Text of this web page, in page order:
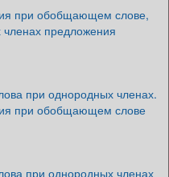
при обобщающем слове,
предложения
при однородных членах.
при обобщающем слове
при однородных членах